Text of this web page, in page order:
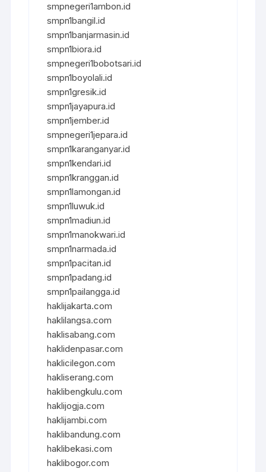
smpnegeri1ambon.id
smpn1bangil.id
smpn1banjarmasin.id
smpn1biora.id
smpnegeri1bobotsari.id
smpn1boyolali.id
smpn1gresik.id
smpn1jayapura.id
smpn1jember.id
smpnegeri1jepara.id
smpn1karanganyar.id
smpn1kendari.id
smpn1kranggan.id
smpn1lamongan.id
smpn1luwuk.id
smpn1madiun.id
smpn1manokwari.id
smpn1narmada.id
smpn1pacitan.id
smpn1padang.id
smpn1pailangga.id
haklijakarta.com
haklilangsa.com
haklisabang.com
haklidenpasar.com
haklicilegon.com
hakliserang.com
haklibengkulu.com
haklijogja.com
haklijambi.com
haklibandung.com
haklibekasi.com
haklibogor.com